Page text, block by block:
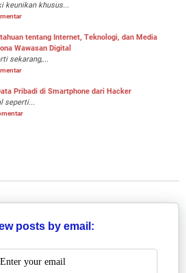
keunikan khusus...
tentang Internet, Teknologi, dan Media
Wawasan Digital
sekarang,...
Pribadi di Smartphone dari Hacker
seperti...
posts by email: